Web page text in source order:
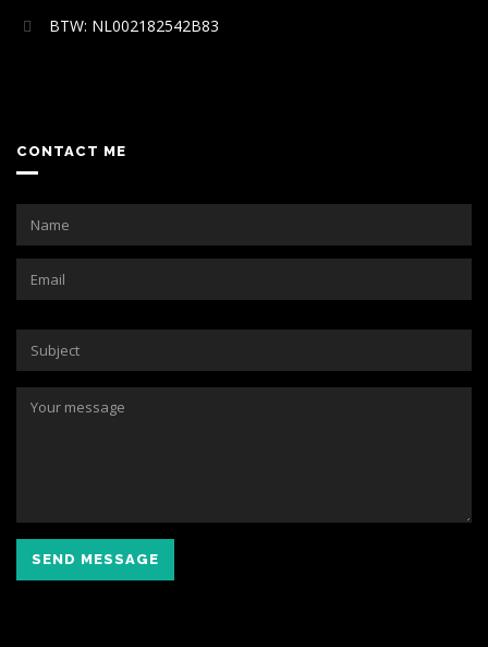
BTW: NL002182542B83
CONTACT ME
SEND MESSAGE